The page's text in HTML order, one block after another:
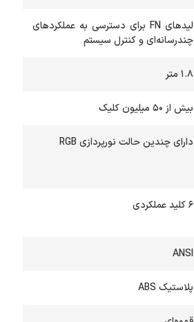
لیدهای FN برای دسترسی به عملکردهای
چندرسانه‌ای و کنترل سیستم
1.8 متر
بیش از 50 میلیون کلیک
دارای چندین حالت نورپردازی RGB
6 کلید عملکردی
ANSI
پلاستیک ABS